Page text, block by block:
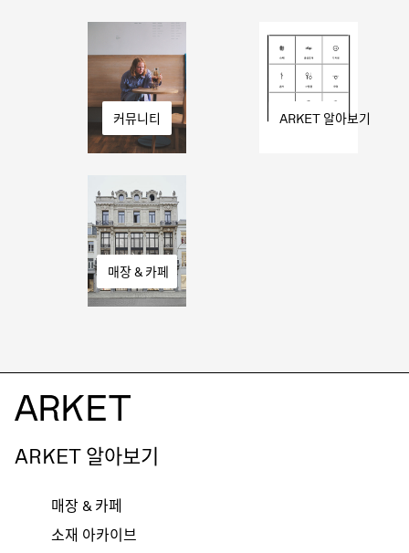
커뮤니티 ARKET 알아보기
매장 & 카페
ARKET 알아보기
매장 & 카페
소재 아카이브